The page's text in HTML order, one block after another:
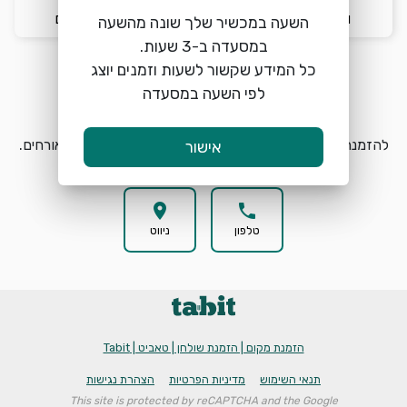
ו׳ 7/8 12:00 2 אורחים
search הזמנת מקום
להזמנת מקום בZe Sushi בזל בחרו תאריך, שעה וכמות אורחים.
phone
טלפון
location_on
ניווט
הזמנת מקום | הזמנת שולחן | טאביט | Tabit
תנאי השימוש מדיניות הפרטיות הצהרת נגישות
This site is protected by reCAPTCHA and the Google
השעה במכשיר שלך שונה מהשעה
כל המידע שקשור לשעות וזמנים יוצג
לפי השעה במסעדה
אישור